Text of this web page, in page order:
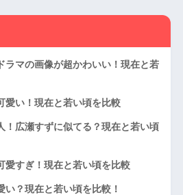
ラマの画像が超かわいい！現在と若
愛い！現在と若い頃を比較
！広瀬すずに似てる？現在と若い頃
愛すぎ！現在と若い頃を比較
？現在と若い頃を比較！